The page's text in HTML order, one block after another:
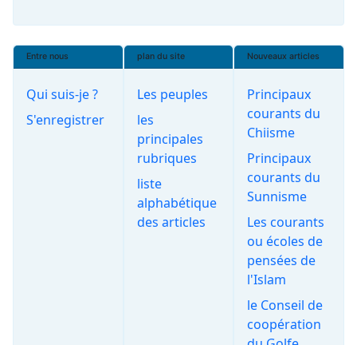
Entre nous
Qui suis-je ?
S'enregistrer
plan du site
Les peuples
les
principales
rubriques
liste
alphabétique
des articles
Nouveaux articles
Principaux
courants du
Chiisme
Principaux
courants du
Sunnisme
Les courants
ou écoles de
pensées de
l'Islam
le Conseil de
coopération